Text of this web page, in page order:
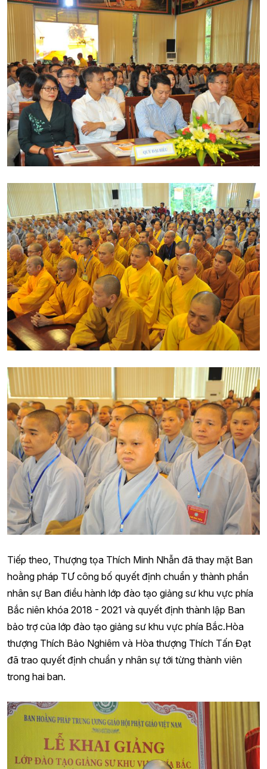
Tiếp theo, Thượng tọa Thích Minh Nhẫn đã thay mặt Ban
hoằng pháp TƯ công bố quyết định chuẩn y thành phần
nhân sự Ban điều hành lớp đào tạo giảng sư khu vực phía
Bắc niên khóa 2018 - 2021 và quyết định thành lập Ban
bảo trợ của lớp đào tạo giảng sư khu vực phía Bắc.Hòa
thượng Thích Bảo Nghiêm và Hòa thượng Thích Tấn Đạt
đã trao quyết định chuẩn y nhân sự tới từng thành viên
trong hai ban.